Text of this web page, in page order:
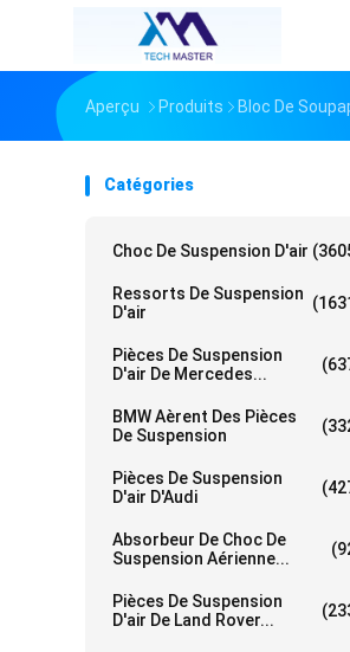
Aperçu Produits Bloc De
Catégories
Choc De Suspension D'air
Ressorts De Suspension
D'air
Pièces De Suspension
D'air De Mercedes...
BMW Aèrent Des Pièces
De Suspension
Pièces De Suspension
D'air D'Audi
Absorbeur De Choc De
Suspension Aérienne...
Pièces De Suspension
D'air De Land Rover...